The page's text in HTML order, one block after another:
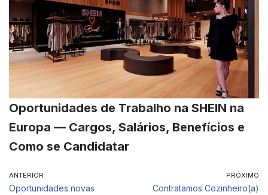
Oportunidades de Trabalho na SHEIN na
Europa — Cargos, Salários, Benefícios e
Como se Candidatar
ANTERIOR
Oportunidades novas
PRÓXIMO
Contratamos Cozinheiro(a)